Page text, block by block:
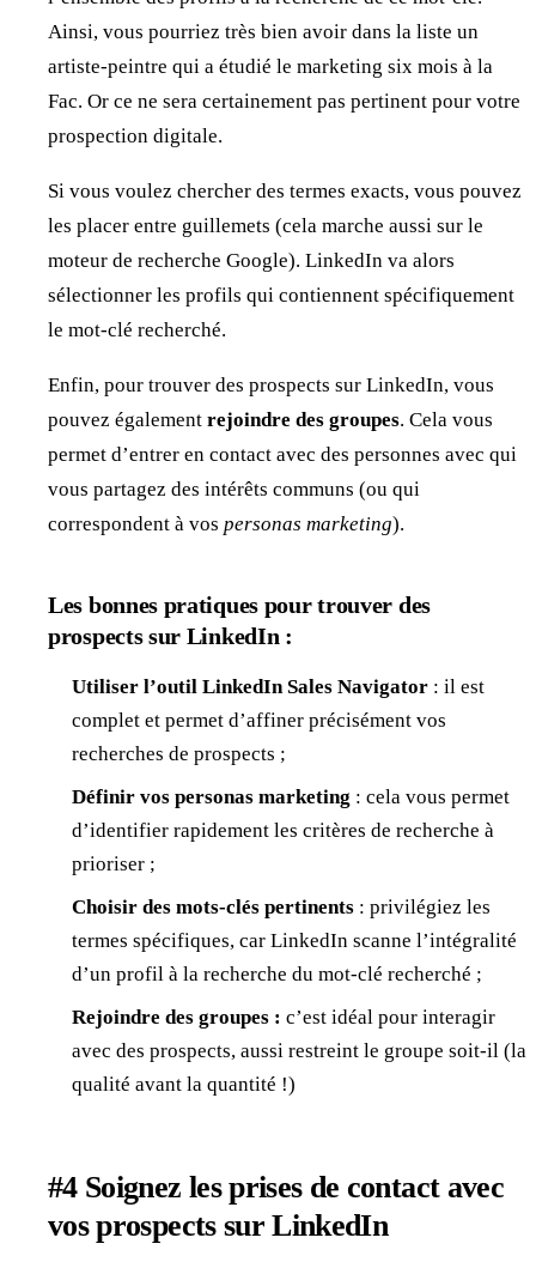
Ainsi, vous pourriez très bien avoir dans la liste un
artiste-peintre qui a étudié le marketing six mois à la
Fac. Or ce ne sera certainement pas pertinent pour votre
prospection digitale.
Si vous voulez chercher des termes exacts, vous pouvez
les placer entre guillemets (cela marche aussi sur le
moteur de recherche Google). LinkedIn va alors
sélectionner les profils qui contiennent spécifiquement
le mot-clé recherché.
Enfin, pour trouver des prospects sur LinkedIn, vous
pouvez également rejoindre des groupes. Cela vous
permet d’entrer en contact avec des personnes avec qui
vous partagez des intérêts communs (ou qui
correspondent à vos personas marketing).
Les bonnes pratiques pour trouver des
prospects sur LinkedIn :
Utiliser l’outil LinkedIn Sales Navigator : il est
complet et permet d’affiner précisément vos
recherches de prospects ;
Définir vos personas marketing : cela vous permet
d’identifier rapidement les critères de recherche à
prioriser ;
Choisir des mots-clés pertinents : privilégiez les
termes spécifiques, car LinkedIn scanne l’intégralité
d’un profil à la recherche du mot-clé recherché ;
Rejoindre des groupes : c’est idéal pour interagir
avec des prospects, aussi restreint le groupe soit-il (la
qualité avant la quantité !)
#4 Soignez les prises de contact avec
vos prospects sur LinkedIn